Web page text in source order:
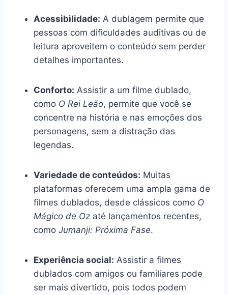
Acessibilidade: A dublagem permite que
pessoas com dificuldades auditivas ou de
leitura aproveitem o conteúdo sem perder
detalhes importantes.
Conforto: Assistir a um filme dublado,
como O Rei Leão, permite que você se
concentre na história e nas emoções dos
personagens, sem a distração das
legendas.
Variedade de conteúdos: Muitas
plataformas oferecem uma ampla gama de
filmes dublados, desde clássicos como O
Mágico de Oz até lançamentos recentes,
como Jumanji: Próxima Fase.
Experiência social: Assistir a filmes
dublados com amigos ou familiares pode
ser mais divertido, pois todos podem